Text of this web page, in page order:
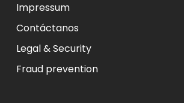
Impressum
Contáctanos
Legal & Security
Fraud prevention